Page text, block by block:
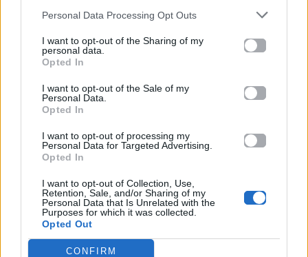
Personal Data Processing Opt Outs
I want to opt-out of the Sharing of my
personal data.
Opted In
I want to opt-out of the Sale of my
Personal Data.
Opted In
I want to opt-out of processing my
Personal Data for Targeted Advertising.
Opted In
I want to opt-out of Collection, Use,
Retention, Sale, and/or Sharing of my
Personal Data that Is Unrelated with the
Purposes for which it was collected.
Opted Out
CONFIRM
25.06.2026
AKTOR4TheFuture
04.06.2026
EUROVISION
ΕΡΤ: Εντυπωσιακή
αύξηση κερδοφορίας
στη φετινή Eurovision
Ηλεκτρικά πατίνια:
Μεταφορικό μέσο ή
Οδηγός ασφαλούς